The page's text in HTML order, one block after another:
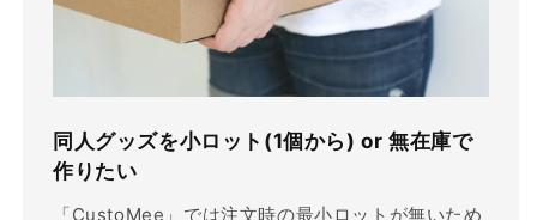
同人グッズを小ロット(1個から) or 無在庫で
作りたい
「CustoMee」では注文時の最小ロットが無いため